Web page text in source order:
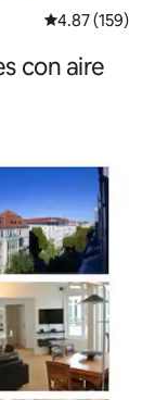
Calificación
4.87 (159)
con aire